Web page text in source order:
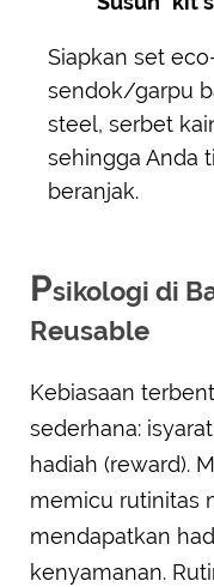
Siapkan set
sendok/garpu
steel, serbet
sehingga Anda
beranjak.
Psikologi di
Reusable
Kebiasaan
sederhana:
hadiah (reward).
memicu rutinitas
mendapatkan
kenyamanan.